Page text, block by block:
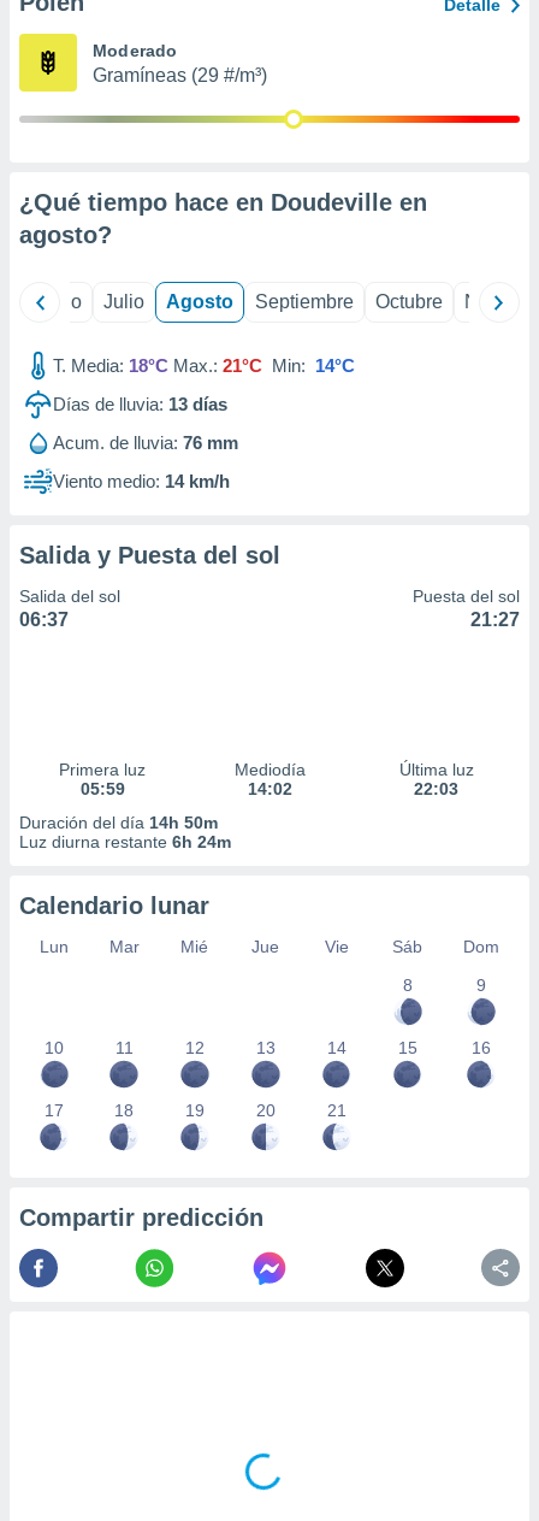
publicidad
1199
Detalle
Moderado
Gramíneas (29 #/m³)
¿Qué tiempo hace en Doudeville en
agosto?
Junio Julio Agosto Septiembre Octubre
T. Media: 18°C Max.: 21°C Min: 14°C
Días de lluvia: 13 días
Acum. de lluvia: 76 mm
Viento medio: 14 km/h
Salida y Puesta del sol
Salida del sol
06:37
Puesta del sol
21:27
Primera luz
05:59
Mediodía
14:02
Última luz
22:03
Duración del día 14h 50m
Luz diurna restante 6h 24m
Calendario lunar
Lun Mar Mié Jue Vie Sáb
Dom
8
9
10 11 12 13 14 15 16
17 18 19 20 21
Compartir predicción